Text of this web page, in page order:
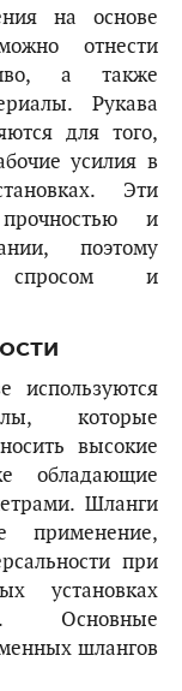
на основе
отнести
а также
Рукава
для того,
усилия в
Эти
и
поэтому
спросом и
используются
которые
высокие
обладающие
Шланги
применение,
при
установках
Основные
шлангов